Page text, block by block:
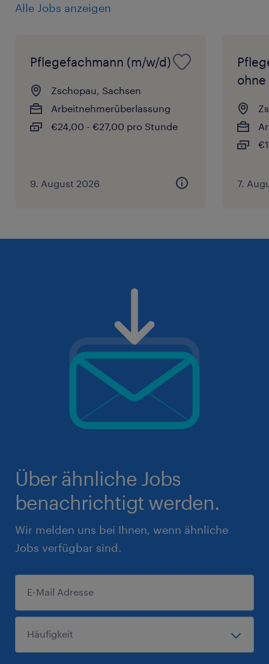
Alle Jobs anzeigen
Pflegefachmann (m/w/d)
Zschopau, Sachsen
Arbeitnehmerüberlassung
€24,00 - €27,00 pro Stunde
9. August 2026
ohne
7.
Über ähnliche Jobs
benachrichtigt werden.
Wir melden uns bei Ihnen, wenn ähnliche
Jobs verfügbar sind.